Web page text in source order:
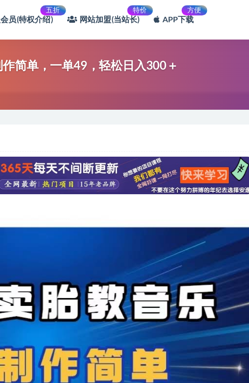
员(特权介绍)
五折
网站加盟(当站长)
特价
APP下载
方便
简单，一单49，轻松日入300＋